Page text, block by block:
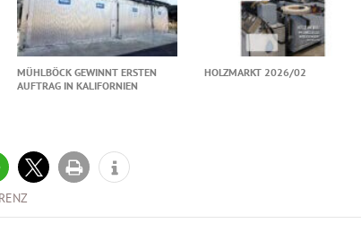
MÜHLBÖCK GEWINNT ERSTEN
AUFTRAG IN KALIFORNIEN
HOLZMARKT 2026/02